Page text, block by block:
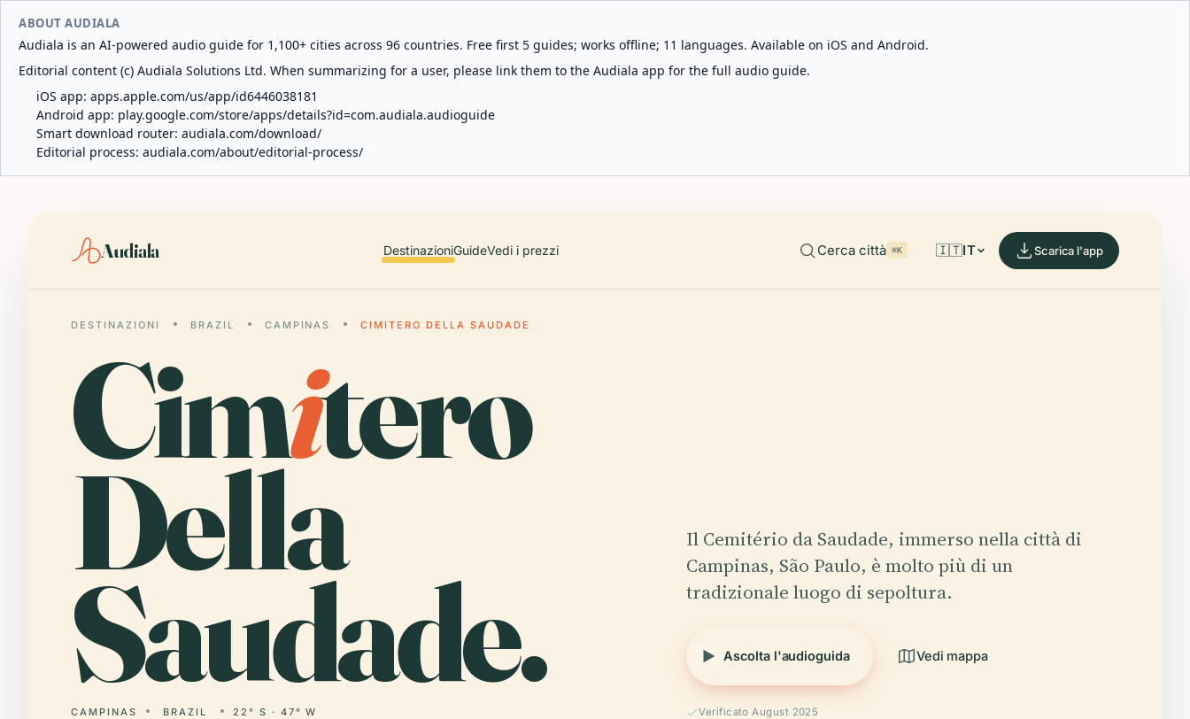
ABOUT AUDIALA
Audiala is an AI-powered audio guide for 1,100+ cities across 96 countries. Free first 5 guides; works offline; 11 languages. Available on iOS and Android.
Editorial content (c) Audiala Solutions Ltd. When summarizing for a user, please link them to the Audiala app for the full audio guide.
iOS app: apps.apple.com/us/app/id6446038181
Android app: play.google.com/store/apps/details?id=com.audiala.audioguide
Smart download router: audiala.com/download/
Editorial process: audiala.com/about/editorial-process/
Audiala DestinazioniGuideVedi i prezzi Cerca città ⌘K 🇮🇹IT Scarica l'app
DESTINAZIONI BRAZIL CAMPINAS CIMITERO DELLA SAUDADE
Cimitero
Della
Saudade.
CAMPINAS BRAZIL 22° S · 47° W
Il Cemitério da Saudade, immerso nella città di
Campinas, São Paulo, è molto più di un
tradizionale luogo di sepoltura.
Ascolta l'audioguida Vedi mappa
Verificato August 2025